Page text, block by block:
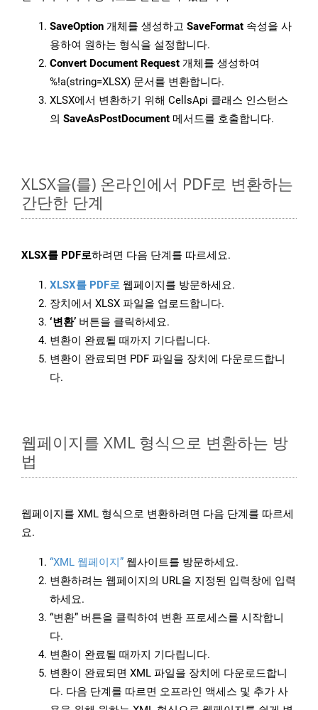
SaveOption 개체를 생성하고 SaveFormat 속성을 사
용하여 원하는 형식을 설정합니다.
Convert Document Request 개체를 생성하여
%!a(string=XLSX) 문서를 변환합니다.
XLSX에서 변환하기 위해 CellsApi 클래스 인스턴스
의 SaveAsPostDocument 메서드를 호출합니다.
XLSX을(를) 온라인에서 PDF로 변환하는
간단한 단계
XLSX를 PDF로하려면 다음 단계를 따르세요.
XLSX를 PDF로 웹페이지를 방문하세요.
장치에서 XLSX 파일을 업로드합니다.
‘변환’ 버튼을 클릭하세요.
변환이 완료될 때까지 기다립니다.
변환이 완료되면 PDF 파일을 장치에 다운로드합니
다.
웹페이지를 XML 형식으로 변환하는 방
법
웹페이지를 XML 형식으로 변환하려면 다음 단계를 따르세
요.
“XML 웹페이지” 웹사이트를 방문하세요.
변환하려는 웹페이지의 URL을 지정된 입력창에 입력
하세요.
“변환” 버튼을 클릭하여 변환 프로세스를 시작합니
다.
변환이 완료될 때까지 기다립니다.
변환이 완료되면 XML 파일을 장치에 다운로드합니
다. 다음 단계를 따르면 오프라인 액세스 및 추가 사